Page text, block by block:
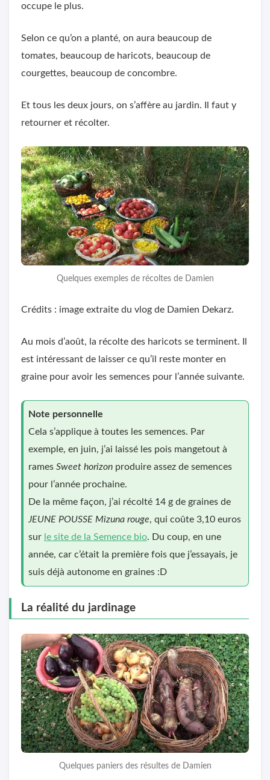
occupe le plus.
Selon ce qu’on a planté, on aura beaucoup de
tomates, beaucoup de haricots, beaucoup de
courgettes, beaucoup de concombre.
Et tous les deux jours, on s’affère au jardin. Il faut y
retourner et récolter.
Quelques exemples de récoltes de Damien
Crédits : image extraite du vlog de Damien Dekarz.
Au mois d’août, la récolte des haricots se terminent. Il
est intéressant de laisser ce qu’il reste monter en
graine pour avoir les semences pour l’année suivante.
Note personnelle
Cela s’applique à toutes les semences. Par
exemple, en juin, j’ai laissé les pois mangetout à
rames Sweet horizon produire assez de semences
pour l’année prochaine.
De la même façon, j’ai récolté 14 g de graines de
JEUNE POUSSE Mizuna rouge, qui coûte 3,10 euros
sur le site de la Semence bio. Du coup, en une
année, car c’était la première fois que j’essayais, je
suis déjà autonome en graines :D
La réalité du jardinage
Quelques paniers des résultes de Damien